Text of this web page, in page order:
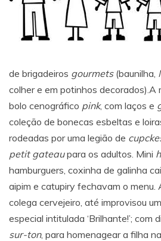
de brigadeiros gourmets(baunilha,
colher e em potinhos decorados).A
bolo cenográfico pink, com laços e
coleção de bonecas esbeltas e
rodeadas por uma legião de
petit gateaupara os adultos. Mini
hamburguers, coxinha de galinha
aipim e catupiry fechavam o menu.
colega cervejeiro, até improvisou
especial intitulada ‘Brilhante!’; com
sur-ton, para homenagear a filha